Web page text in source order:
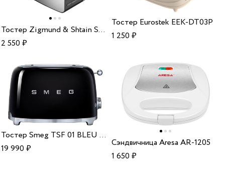
Тостер Zigmund & Shtain ST 87
2 550₽
Тостер Eurostek EEK-DT03P
1 250₽
Тостер Smeg TSF 01 BLEU Black
19 990₽
Сэндвичница Aresa AR-1205
1 650₽